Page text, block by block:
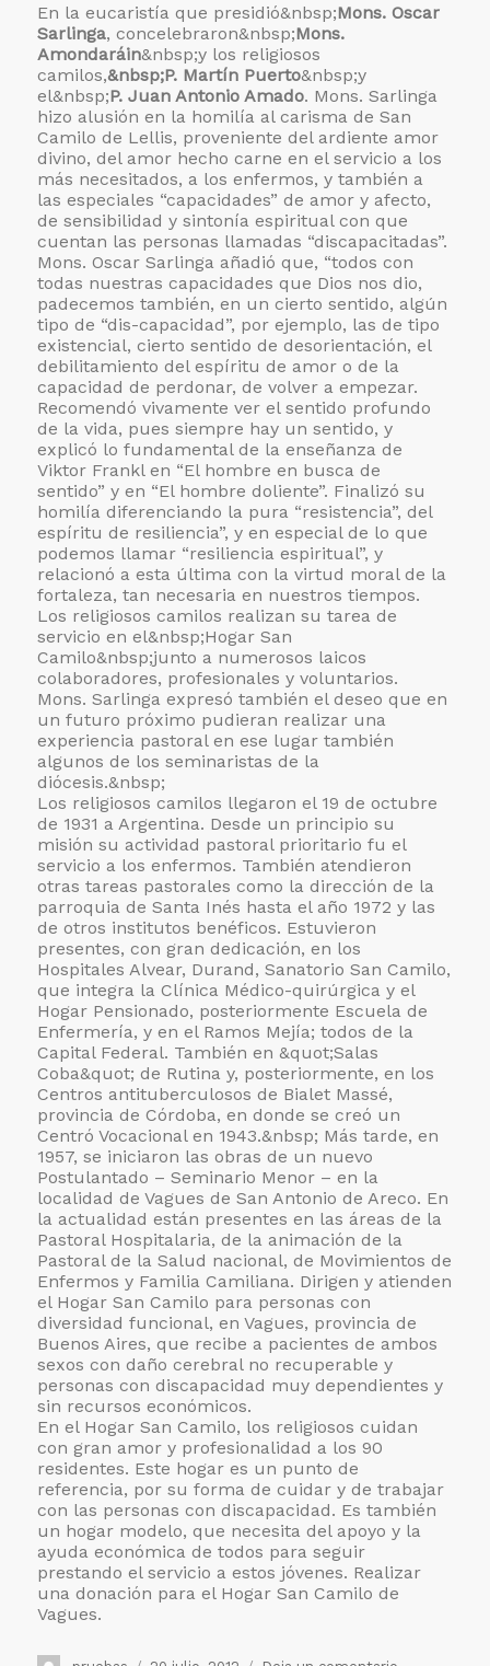
En la eucaristía que presidió&nbsp;Mons. Oscar
Sarlinga, concelebraron&nbsp;Mons.
Amondaráin&nbsp;y los religiosos
camilos,&nbsp;P. Martín Puerto&nbsp;y
el&nbsp;P. Juan Antonio Amado. Mons. Sarlinga
hizo alusión en la homilía al carisma de San
Camilo de Lellis, proveniente del ardiente amor
divino, del amor hecho carne en el servicio a los
más necesitados, a los enfermos, y también a
las especiales “capacidades” de amor y afecto,
de sensibilidad y sintonía espiritual con que
cuentan las personas llamadas “discapacitadas”.
Mons. Oscar Sarlinga añadió que, “todos con
todas nuestras capacidades que Dios nos dio,
padecemos también, en un cierto sentido, algún
tipo de “dis-capacidad”, por ejemplo, las de tipo
existencial, cierto sentido de desorientación, el
debilitamiento del espíritu de amor o de la
capacidad de perdonar, de volver a empezar.
Recomendó vivamente ver el sentido profundo
de la vida, pues siempre hay un sentido, y
explicó lo fundamental de la enseñanza de
Viktor Frankl en “El hombre en busca de
sentido” y en “El hombre doliente”. Finalizó su
homilía diferenciando la pura “resistencia”, del
espíritu de resiliencia”, y en especial de lo que
podemos llamar “resiliencia espiritual”, y
relacionó a esta última con la virtud moral de la
fortaleza, tan necesaria en nuestros tiempos.
Los religiosos camilos realizan su tarea de
servicio en el&nbsp;Hogar San
Camilo&nbsp;junto a numerosos laicos
colaboradores, profesionales y voluntarios.
Mons. Sarlinga expresó también el deseo que en
un futuro próximo pudieran realizar una
experiencia pastoral en ese lugar también
algunos de los seminaristas de la
diócesis.&nbsp;
Los religiosos camilos llegaron el 19 de octubre
de 1931 a Argentina. Desde un principio su
misión su actividad pastoral prioritario fu el
servicio a los enfermos. También atendieron
otras tareas pastorales como la dirección de la
parroquia de Santa Inés hasta el año 1972 y las
de otros institutos benéficos. Estuvieron
presentes, con gran dedicación, en los
Hospitales Alvear, Durand, Sanatorio San Camilo,
que integra la Clínica Médico-quirúrgica y el
Hogar Pensionado, posteriormente Escuela de
Enfermería, y en el Ramos Mejía; todos de la
Capital Federal. También en &quot;Salas
Coba&quot; de Rutina y, posteriormente, en los
Centros antituberculosos de Bialet Massé,
provincia de Córdoba, en donde se creó un
Centró Vocacional en 1943.&nbsp; Más tarde, en
1957, se iniciaron las obras de un nuevo
Postulantado – Seminario Menor – en la
localidad de Vagues de San Antonio de Areco. En
la actualidad están presentes en las áreas de la
Pastoral Hospitalaria, de la animación de la
Pastoral de la Salud nacional, de Movimientos de
Enfermos y Familia Camiliana. Dirigen y atienden
el Hogar San Camilo para personas con
diversidad funcional, en Vagues, provincia de
Buenos Aires, que recibe a pacientes de ambos
sexos con daño cerebral no recuperable y
personas con discapacidad muy dependientes y
sin recursos económicos.
En el Hogar San Camilo, los religiosos cuidan
con gran amor y profesionalidad a los 90
residentes. Este hogar es un punto de
referencia, por su forma de cuidar y de trabajar
con las personas con discapacidad. Es también
un hogar modelo, que necesita del apoyo y la
ayuda económica de todos para seguir
prestando el servicio a estos jóvenes. Realizar
una donación para el Hogar San Camilo de
Vagues.